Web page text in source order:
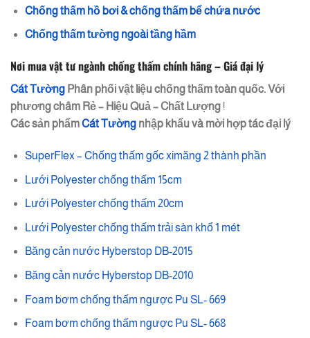
Chống thấm hồ bơi & chống thấm bể chứa nước
Chống thấm tường ngoài tầng hầm
Nơi mua vật tư ngành chống thấm chính hãng – Giá đại lý
Cát Tường Phân phối vật liệu chống thấm toàn quốc. Với
phương châm Rẻ – Hiệu Quả – Chất Lượng !
Các sản phẩmCát Tường nhập khẩu và mời hợp tác đại lý
SuperFlex – Chống thấm gốc ximăng 2 thành phần
Lưới Polyester chống thấm 15cm
Lưới Polyester chống thấm 20cm
Lưới Polyester chống thấm trải sàn khổ 1 mét
Băng cản nước Hyberstop DB-2015
Băng cản nước Hyberstop DB-2010
Foam bơm chống thấm ngược Pu SL- 669
Foam bơm chống thấm ngược Pu SL- 668